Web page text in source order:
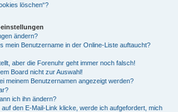
löschen“?
ändern?
mein Benutzername in der Online-Liste auftaucht?
aber die Forenuhr geht immer noch falsch!
Board nicht zur Auswahl!
meinem Benutzernamen angezeigt werden?
ich ihn ändern?
den E-Mail-Link klicke, werde ich aufgefordert, mich